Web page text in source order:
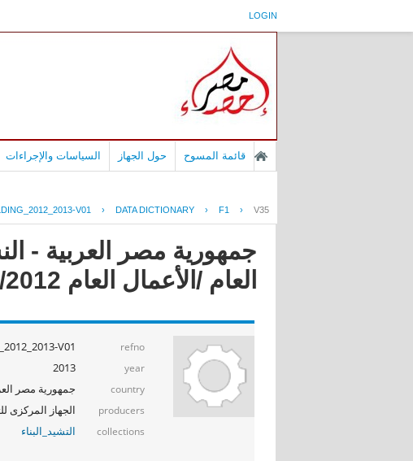
LOGIN
قائمة المسوح حول الجهاز السياسات والإجراءات
V01 › DATA DICTIONARY › F1 › V35
جمهورية مصر العربية -
العام /الأعمال العام 2013/2012
refno
V01
year
2013
country جمهورية مصر
producers الجهاز المركزى
collections التشيد_البناء